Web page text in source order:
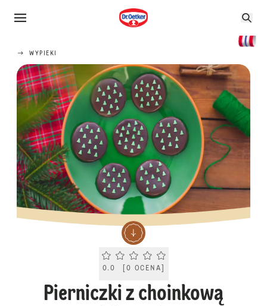
WYPIEKI
Current rating 0.0. Click to rate.
0.0 0 OCENA
Pierniczki z choinkową